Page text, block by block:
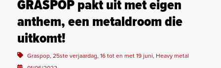
GRASPOP pakt uit met eigen
anthem, een metaldroom die
uitkomt!
Graspop, 25ste verjaardag, 16 tot en met 19 juni, Heavy metal